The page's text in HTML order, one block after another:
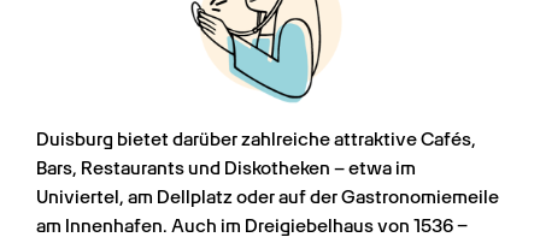
Duisburg bietet darüber zahlreiche attraktive Cafés,
Bars, Restaurants und Diskotheken – etwa im
Univiertel, am Dellplatz oder auf der Gastronomiemeile
am Innenhafen. Auch im Dreigiebelhaus von 1536 –